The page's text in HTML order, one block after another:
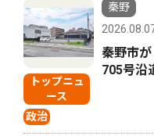
トップニュ
ース
政治
秦野
秦野市
705号沿